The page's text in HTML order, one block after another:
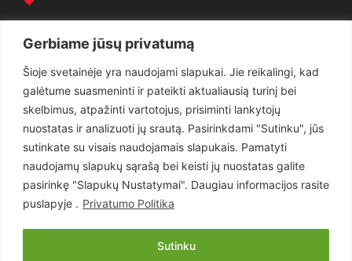
Gerbiame jūsų privatumą
Šioje svetainėje yra naudojami slapukai. Jie reikalingi, kad
galėtume suasmeninti ir pateikti aktualiausią turinį bei
skelbimus, atpažinti vartotojus, prisiminti lankytojų
nuostatas ir analizuoti jų srautą. Pasirinkdami "Sutinku", jūs
sutinkate su visais naudojamais slapukais. Pamatyti
naudojamų slapukų sąrašą bei keisti jų nuostatas galite
pasirinkę "Slapukų Nustatymai". Daugiau informacijos rasite
puslapyje . Privatumo Politika
Sutinku
Teisėsauga
1497
Aktualu
Lietuva
619
Pasaulis
Статьи на русском
Articles in english